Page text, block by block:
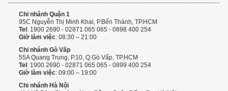
Chi nhánh Quận 1
95C Nguyễn Thị Minh Khai, P.Bến Thành, TP.HCM
Tel : 1900 2690 - 02871 065 065 - 0898 400 254
Giờ làm việc: 08:30 – 21:00
Chi nhánh Gò Vấp
55A Quang Trung, P.10, Q.Gò Vấp, TP.HCM
Tel : 1900 2690 - 02871 065 065 - 0899 400 254
Giờ làm việc: 09:00 – 19:00
Chi nhánh Hà Nội